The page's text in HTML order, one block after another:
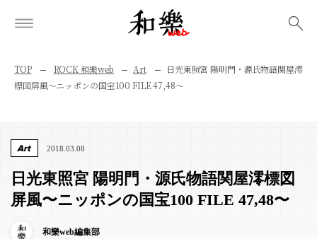
TOP ROCK 和樂web Art
日光東照宮 陽明門・源氏物語関屋澪
標図屏風〜ニッポンの国宝100 FILE 47,48〜
Art 2018.03.08
日光東照宮 陽明門・源氏物語関屋澪標図
屏風〜ニッポンの国宝100 FILE 47,48〜
和樂web編集部